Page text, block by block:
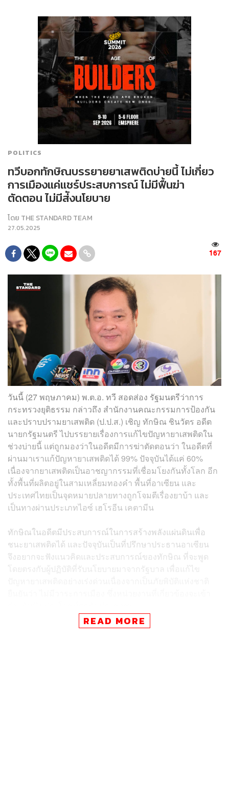
POLITICS
ทวีบอกทักษิณบรรยายยาเสพติดบ่ายนี้ ไม่เกี่ยว
การเมืองแค่แชร์ประสบการณ์ ไม่มีฟื้นฆ่า
ตัดตอน ไม่มีส่ังนโยบาย
โดย THE STANDARD TEAM
27.05.2025
167
วันนี้ (27 พฤษภาคม) พ.ต.อ. ทวี สอดส่อง รัฐมนตรีว่าการ
กระทรวงยุติธรรม กล่าวถึง สำนักงานคณะกรรมการป้องกัน
และปราบปรามยาเสพติด (ป.ป.ส.) เชิญ ทักษิณ ชินวัตร อดีต
นายกรัฐมนตรี ไปบรรยายเรื่องการแก้ไขปัญหายาเสพติดใน
ช่วงบ่ายนี้ แต่ถูกมองว่าในอดีตมีการฆ่าตัดตอนว่า ในอดีตที่
ผ่านมาเราแก้ปัญหายาเสพติดได้ 99% ปัจจุบันได้แค่ 60%
เนื่องจากยาเสพติดเป็นอาชญากรรมที่เชื่อมโยงกันทั้งโลก อีก
ทั้งพื้นที่ผลิตอยู่ในสามเหลี่ยมทองคำ พื้นที่อาเซียน และ
ประเทศไทยเป็นจุดหมายปลายทางถูกโจมตีเรื่องยาบ้า และ
เป็นทางผ่านประเภทไอซ์ เฮโรอีน เคตามีน
ทักษิณในอดีตมีประสบการณ์ในการสร้างพลังแผ่นดินเพื่อ
ชนะยาเสพติดได้ และปัจจุบันเป็นที่ปรึกษาประธานอาเซียน
จึงอยากจะฟังแนวคิดและประสบการณ์ของทักษิณ ที่จะพูด
โดยตรงกับผู้ปฏิบัติที่รับนโยบายมาจากรัฐบาล เพื่อแก้ไข
เมื่อถามว่าก่อนหน้านี้ทักษิณไม่มีความเคลื่อนไหว หลัง
READ MORE